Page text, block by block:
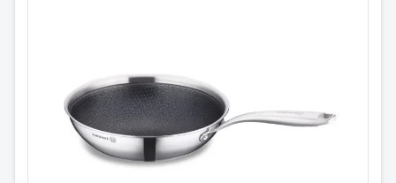
Tri-Ply Premium Wokpanne